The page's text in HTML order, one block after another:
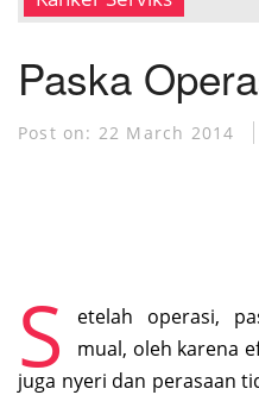
MUSEUM KANKER
Paska
Post on: 22 March 2014
S
etelah operasi,
mual, oleh karena
juga nyeri dan perasaan